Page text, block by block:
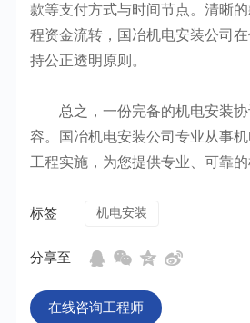
款等支付方式与时间节点。清晰
程资金流转，国冶机电安装公司
持公正透明原则。
总之，一份完备的机电安装协
容。国冶机电安装公司专业从事
工程实施，为您提供专业、可靠的
标签 机电安装
分享至
在线咨询工程师